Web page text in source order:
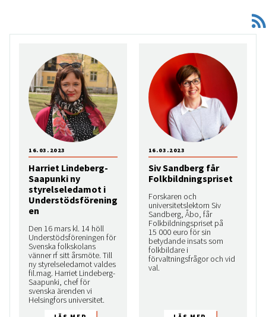
Harriet Lindeberg-
Saapunki ny
styrelseledamot i
Understödsförening
en
Den 16 mars kl. 14 höll
Understödsföreningen för
Svenska folkskolans
vänner rf sitt årsmöte. Till
ny styrelseledamot valdes
fil.mag. Harriet Lindeberg-
Saapunki, chef för
svenska ärenden vi
Helsingfors universitet.
16.03.2023
Siv Sandberg får
Folkbildningspriset
Forskaren och
universitetslektorn Siv
Sandberg, Åbo, får
Folkbildningspriset på
15 000 euro för sin
betydande insats som
folkbildare i
förvaltningsfrågor och vid
val.
16.03.2023